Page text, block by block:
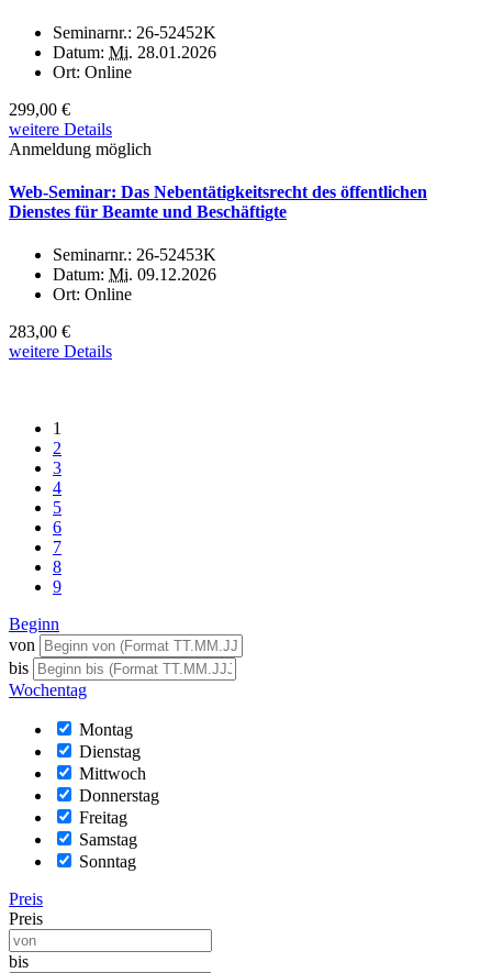
Seminarnr.: 26-52452K
Datum: Mi. 28.01.2026
Ort: Online
299,00 €
weitere Details
Anmeldung möglich
Web-Seminar: Das Nebentätigkeitsrecht des öffentlichen
Dienstes für Beamte und Beschäftigte
Seminarnr.: 26-52453K
Datum: Mi. 09.12.2026
Ort: Online
283,00 €
weitere Details
1
2
3
4
5
6
7
8
9
Beginn
von
bis
Wochentag
Montag
Dienstag
Mittwoch
Donnerstag
Freitag
Samstag
Sonntag
Preis
Preis
bis